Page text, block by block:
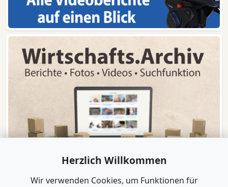
Herzlich Willkommen
Wir verwenden Cookies, um Funktionen für